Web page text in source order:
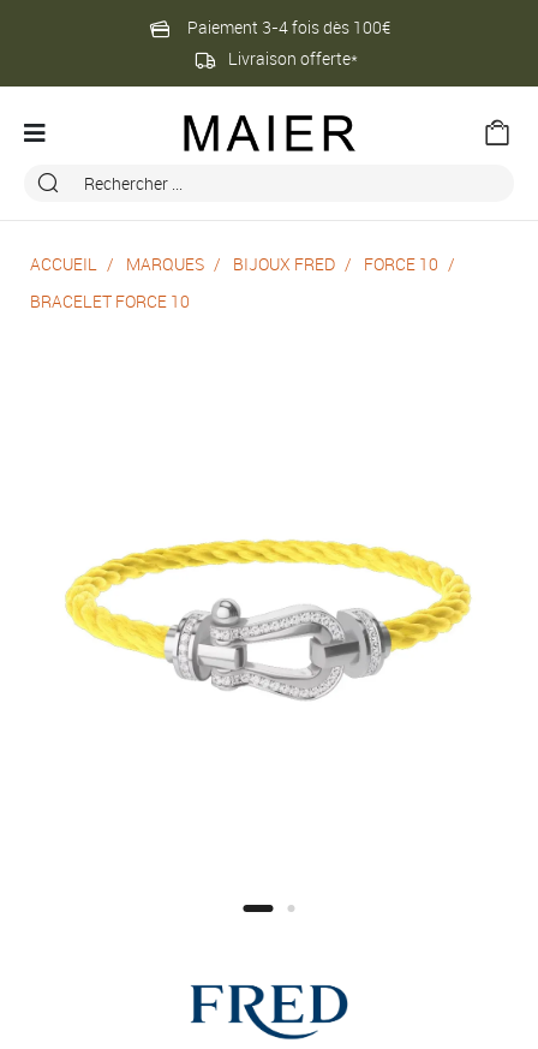
Paiement 3-4 fois dès 100€
Livraison offerte*
ACCUEIL MARQUES BIJOUX FRED
FORCE 10
BRACELET FORCE 10